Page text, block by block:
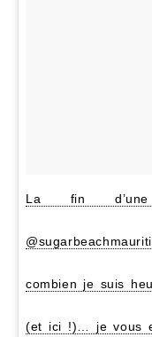
La fin d’une
combien je suis
(et ici !)… je vous